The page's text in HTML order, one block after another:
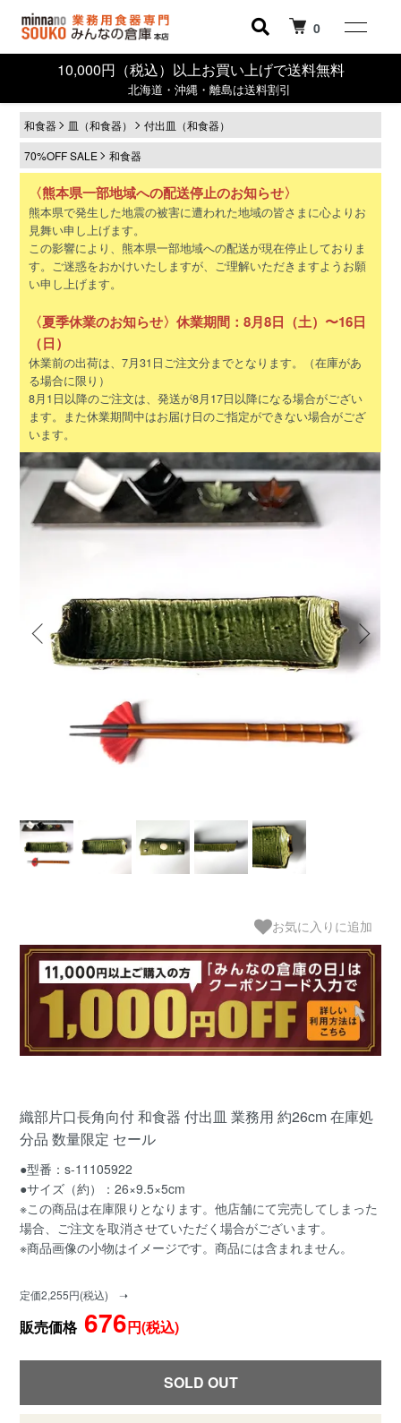
0
10,000円（税込）以上お買い上げで送料無料
北海道・沖縄・離島は送料割引
和食器 皿（和食器）
付出皿（和食器）
70%OFF SALE
和食器
〈熊本県一部地域への配送停止のお知らせ〉
熊本県で発生した地震の被害に遭われた地域の皆さまに心よりお
見舞い申し上げます。
この影響により、熊本県一部地域への配送が現在停止しておりま
す。ご迷惑をおかけいたしますが、ご理解いただきますようお願
い申し上げます。
〈夏季休業のお知らせ〉休業期間：8月8日（土）〜16日
（日）
休業前の出荷は、7月31日ご注文分までとなります。（在庫があ
る場合に限り）
8月1日以降のご注文は、発送が8月17日以降になる場合がござい
ます。また休業期間中はお届け日のご指定ができない場合がござ
います。
お気に入りに追加
織部片口長角向付 和食器 付出皿 業務用 約26cm 在庫処
分品 数量限定 セール
●型番：s-11105922
●サイズ（約）：26×9.5×5cm
※この商品は在庫限りとなります。他店舗にて完売してしまった
場合、ご注文を取消させていただく場合がございます。
※商品画像の小物はイメージです。商品には含まれません。
定価2,255円(税込) ➝
販売価格676円(税込)
SOLD OUT